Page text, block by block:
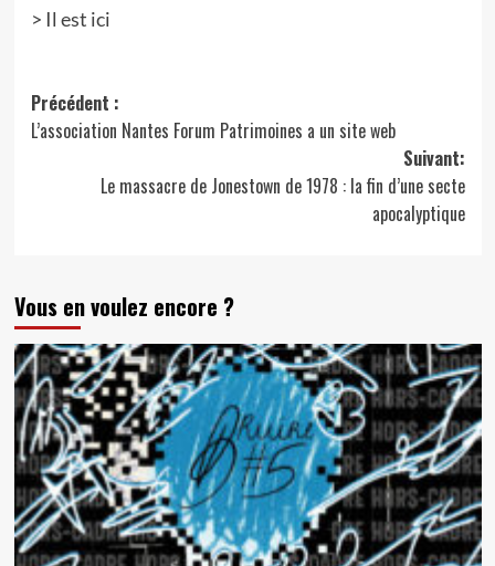
> Il est ici
Navigation
d’article
Précédent :
L’association Nantes Forum Patrimoines a un site web
Suivant:
Le massacre de Jonestown de 1978 : la fin d’une secte
apocalyptique
Vous en voulez encore ?